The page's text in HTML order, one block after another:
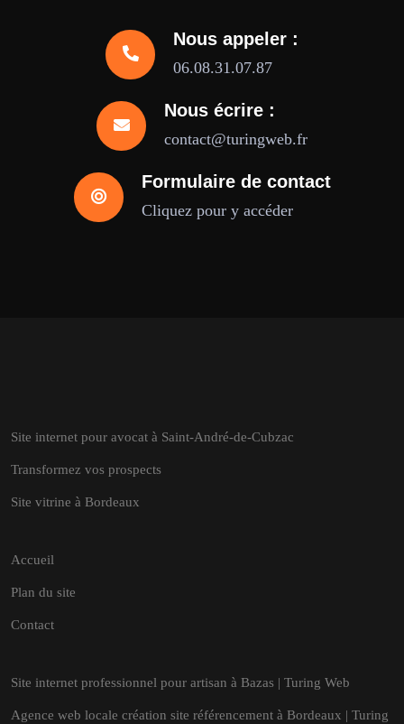
Nous appeler :
06.08.31.07.87
Nous écrire :
contact@turingweb.fr
Formulaire de contact
Cliquez pour y accéder
Site internet pour avocat à Saint-André-de-Cubzac
Transformez vos prospects
Site vitrine à Bordeaux
Accueil
Plan du site
Contact
Site internet professionnel pour artisan à Bazas | Turing Web
Agence web locale création site référencement à Bordeaux | Turing